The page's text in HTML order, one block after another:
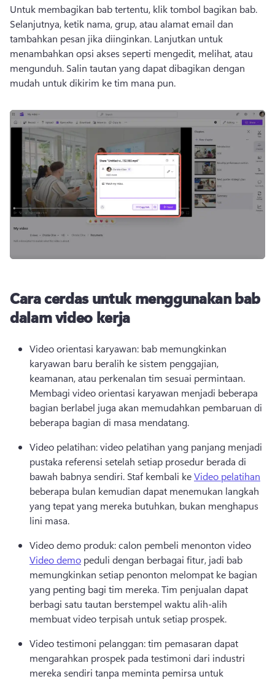
Selanjutnya, ketik nama, grup, atau alamat email dan
tambahkan pesan jika diinginkan. Lanjutkan untuk
menambahkan opsi akses seperti mengedit, melihat, atau
mengunduh. Salin tautan yang dapat dibagikan dengan
mudah untuk dikirim ke tim mana pun.
Cara cerdas untuk menggunakan bab
dalam video kerja
Video orientasi karyawan: bab memungkinkan
karyawan baru beralih ke sistem penggajian,
Membagi video orientasi karyawan menjadi beberapa
bagian berlabel juga akan memudahkan pembaruan di
beberapa bagian di masa mendatang.
Video pelatihan: video pelatihan yang panjang menjadi
pustaka referensi setelah setiap prosedur berada di
bawah babnya sendiri. Staf kembali ke Video pelatihan
beberapa bulan kemudian dapat menemukan langkah
yang tepat yang mereka butuhkan, bukan menghapus
lini masa.
Video demo produk: calon pembeli menonton video
Video demo peduli dengan berbagai fitur, jadi bab
memungkinkan setiap penonton melompat ke bagian
yang penting bagi tim mereka. Tim penjualan dapat
berbagi satu tautan berstempel waktu alih-alih
membuat video terpisah untuk setiap prospek.
Video testimoni pelanggan: tim pemasaran dapat
mengarahkan prospek pada testimoni dari industri
mereka sendiri tanpa meminta pemirsa untuk